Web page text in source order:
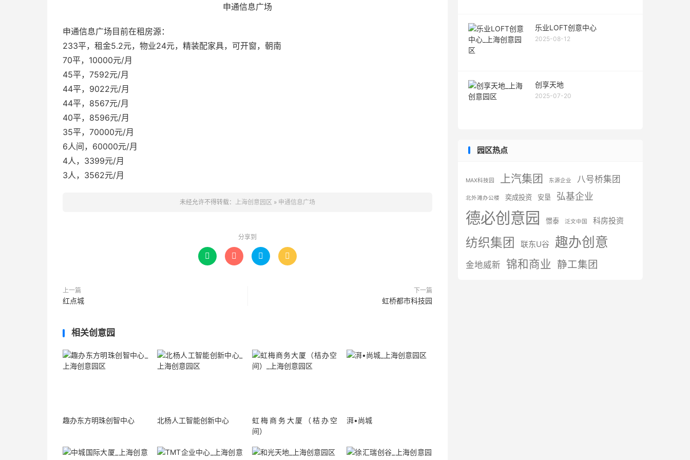
申通信息广场
申通信息广场目前在租房源：
233平，租金5.2元，物业24元，精装配家具，可开窗，朝南
70平，10000元/月
45平，7592元/月
44平，9022元/月
44平，8567元/月
40平，8596元/月
35平，70000元/月
6人间，60000元/月
4人，3399元/月
3人，3562元/月
未经允许不得转载： 上海创意园区 » 申通信息广场
分享到
   
上一篇
红点城
下一篇
虹桥都市科技园
相关创意园
趣办东方明珠创智中心 北杨人工智能创新中心
虹梅商务大厦（桔办空
间）
湃•尚城
乐业LOFT创意中心
2025-08-12
创享天地
2025-07-20
园区热点
MAX科技园 上汽集团 东源企业 八号桥集团
北外滩办公楼 奕成投资 安垦 弘基企业
德必创意园 憬泰 泛文中国 科房投资
纺织集团 联东U谷 趣办创意
金地威新 锦和商业 静工集团